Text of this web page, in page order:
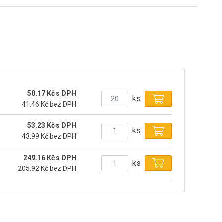
50.17 Kč s DPH
41.46 Kč bez DPH
ks
53.23 Kč s DPH
43.99 Kč bez DPH
ks
249.16 Kč s DPH
205.92 Kč bez DPH
ks